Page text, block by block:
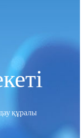
құралы